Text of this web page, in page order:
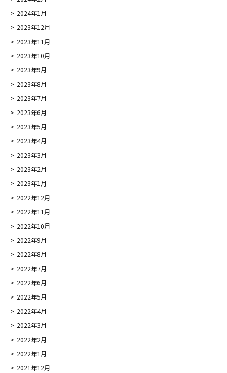
2024年1月
2023年12月
2023年11月
2023年10月
2023年9月
2023年8月
2023年7月
2023年6月
2023年5月
2023年4月
2023年3月
2023年2月
2023年1月
2022年12月
2022年11月
2022年10月
2022年9月
2022年8月
2022年7月
2022年6月
2022年5月
2022年4月
2022年3月
2022年2月
2022年1月
2021年12月